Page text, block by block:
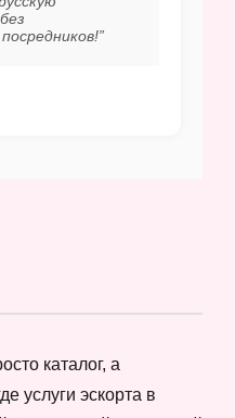
каталог, а
услуги эскорта в